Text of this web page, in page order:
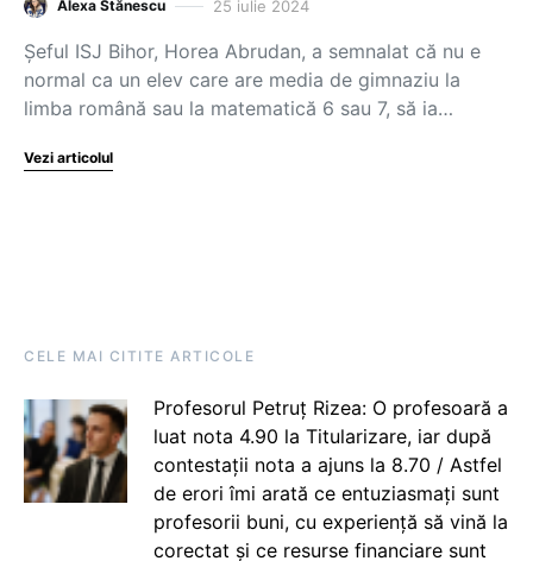
Alexa Stănescu 25 iulie 2024
Șeful ISJ Bihor, Horea Abrudan, a semnalat că nu e
normal ca un elev care are media de gimnaziu la
limba română sau la matematică 6 sau 7, să ia…
Vezi articolul
CELE MAI CITITE ARTICOLE
Profesorul Petruț Rizea: O profesoară a
luat nota 4.90 la Titularizare, iar după
contestații nota a ajuns la 8.70 / Astfel
de erori îmi arată ce entuziasmați sunt
profesorii buni, cu experiență să vină la
corectat și ce resurse financiare sunt